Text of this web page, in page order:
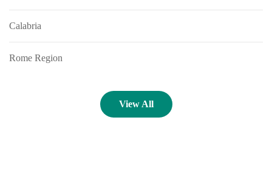
Calabria
Rome Region
View All